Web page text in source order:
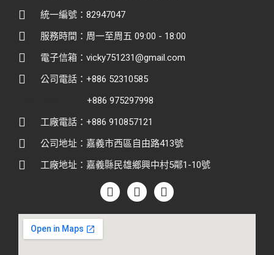
統一編號：82947047
服務時間：周一至周五 09:00 - 18:00
電子信箱：vicky751231@gmail.com
公司電話：+886 52310585
+886 975297998
工廠電話：+886 910857121
公司地址：嘉義市西區自由路413號
工廠地址：嘉義縣民雄鄉興中村5鄰1-10號